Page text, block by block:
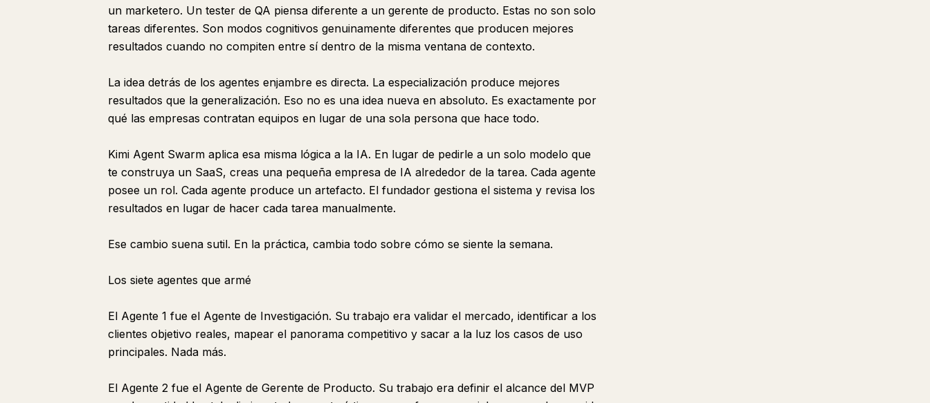
un marketero. Un tester de QA piensa diferente a un gerente de producto. Estas no son solo
tareas diferentes. Son modos cognitivos genuinamente diferentes que producen mejores
resultados cuando no compiten entre sí dentro de la misma ventana de contexto.
La idea detrás de los agentes enjambre es directa. La especialización produce mejores
resultados que la generalización. Eso no es una idea nueva en absoluto. Es exactamente por
qué las empresas contratan equipos en lugar de una sola persona que hace todo.
Kimi Agent Swarm aplica esa misma lógica a la IA. En lugar de pedirle a un solo modelo que
te construya un SaaS, creas una pequeña empresa de IA alrededor de la tarea. Cada agente
posee un rol. Cada agente produce un artefacto. El fundador gestiona el sistema y revisa los
resultados en lugar de hacer cada tarea manualmente.
Ese cambio suena sutil. En la práctica, cambia todo sobre cómo se siente la semana.
Los siete agentes que armé
El Agente 1 fue el Agente de Investigación. Su trabajo era validar el mercado, identificar a los
clientes objetivo reales, mapear el panorama competitivo y sacar a la luz los casos de uso
principales. Nada más.
El Agente 2 fue el Agente de Gerente de Producto. Su trabajo era definir el alcance del MVP